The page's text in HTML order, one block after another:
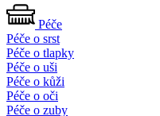
Péče
Péče o srst
Péče o tlapky
Péče o uši
Péče o kůži
Péče o oči
Péče o zuby